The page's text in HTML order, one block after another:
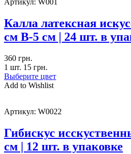
Артикул: W001
Калла латексная
см В-5 см | 24 шт. в
360 грн.
1 шт. 15 грн.
Выберите цвет
Add to Wishlist
Артикул: W0022
Гибискус
см | 12 шт. в упаковке